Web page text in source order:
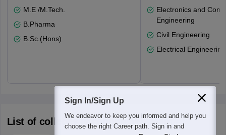
M.E /M.Tech.
B.Pharma
B.Sc.(Hons)
Electronics and
Engineering
Civil Engineering
Electrical Engineering
List of colleges accepting JEE Main
Sign In/Sign Up
We endeavor to keep you informed and help you
choose the right Career path. Sign in and